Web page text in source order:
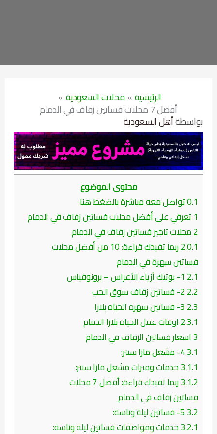
الرئيسية محلات السعودية
أفضل 7 محلات فساتين زفاف في الدمام
بواسطةأهل السعودية
محتوى الموضوع
0.1تواصل معه مباشرة بالضغط هنا
1 تعرفي على أفضل محلات فساتين زفاف في الدمام
2محلات تاجير فساتين زفاف في الدمام
2.0.1
ربما تفيدك قراءة: 10 من أفضل محلات
فساتين سهرة في الدمام
2.1
2.2
2.3
2.3.1 اوقات عمل الحياة بلازا الدمام
3 اسعار فساتين الزفاف في الدمام
3.1
3.1.1خدمات وميزات مشغل مازا سنتر:
3.1.2
ربما تفيدك قراءة: أفضل 7 محلات
فساتين زفاف في الدمام
3.2
3.2.1خدمات ومواصفات فساتين ليله وناسه: